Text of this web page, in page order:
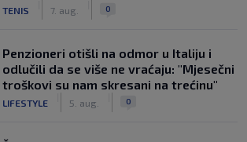
TENIS 7. aug. 0
Penzioneri otišli na odmor u Italiju i
odlučili da se više ne vraćaju: "Mjesečni
troškovi su nam skresani na trećinu"
LIFESTYLE 5. aug. 0